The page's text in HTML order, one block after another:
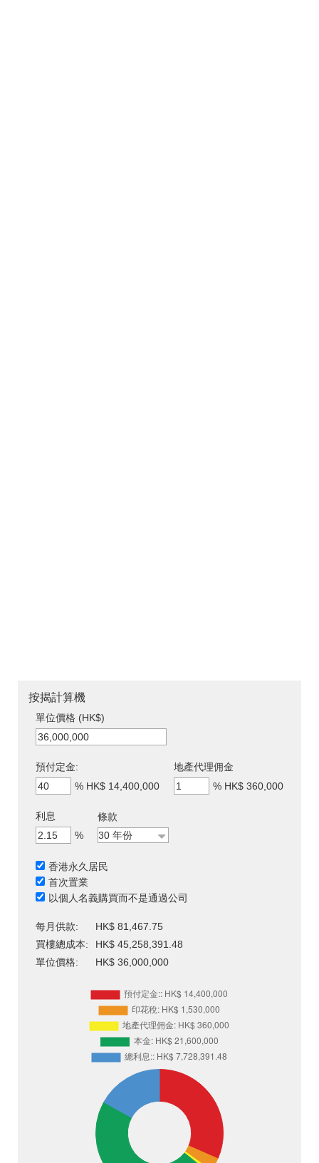
按揭計算機
單位價格 (HK$)
預付定金:
% HK$ 14,400,000
地產代理佣金
% HK$ 360,000
利息
%
條款
香港永久居民
首次置業
以個人名義購買而不是通過公司
每月供款:
HK$ 81,467.75
買樓總成本:
HK$ 45,258,391.48
單位價格:
HK$ 36,000,000